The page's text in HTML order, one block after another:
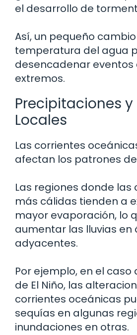
el desarrollo de
Así, un pequeño
temperatura del agua
desencadenar eventos
extremos.
Precipitaciones y
Locales
Las corrientes
afectan los patrones
Las regiones donde las
más cálidas tienden a
mayor evaporación, lo
aumentar las lluvias en
adyacentes.
Por ejemplo, en el
de El Niño, las
corrientes oceánicas
sequías en algunas
inundaciones en otras.